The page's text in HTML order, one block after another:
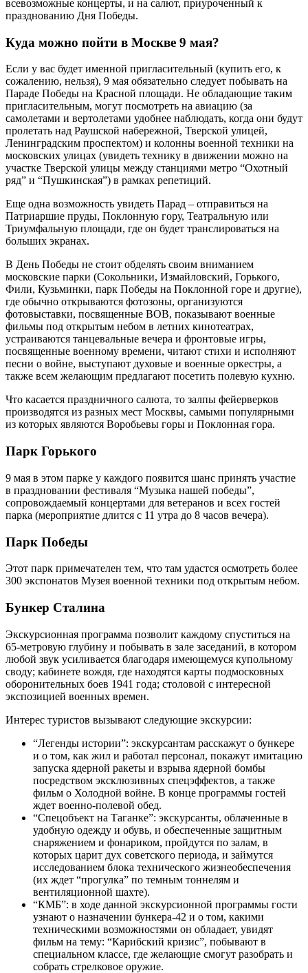
всевозможные концерты, и на салют, приуроченный к
празднованию Дня Победы.
Куда можно пойти в Москве 9 мая?
Если у вас будет именной пригласительный (купить его, к
сожалению, нельзя), 9 мая обязательно следует побывать на
Параде Победы на Красной площади. Не обладающие таким
пригласительным, могут посмотреть на авиацию (за
самолетами и вертолетами удобнее наблюдать, когда они будут
пролетать над Раушской набережной, Тверской улицей,
Ленинградским проспектом) и колонны военной техники на
московских улицах (увидеть технику в движении можно на
участке Тверской улицы между станциями метро “Охотный
ряд” и “Пушкинская”) в рамках репетиций.
Еще одна возможность увидеть Парад – отправиться на
Патриаршие пруды, Поклонную гору, Театральную или
Триумфальную площади, где он будет транслироваться на
больших экранах.
В День Победы не стоит обделять своим вниманием
московские парки (Сокольники, Измайловский, Горького,
Фили, Кузьминки, парк Победы на Поклонной горе и другие),
где обычно открываются фотозоны, организуются
фотовыставки, посвященные ВОВ, показывают военные
фильмы под открытым небом в летних кинотеатрах,
устраиваются танцевальные вечера и фронтовые игры,
посвященные военному времени, читают стихи и исполняют
песни о войне, выступают духовые и военные оркестры, а
также всем желающим предлагают посетить полевую кухню.
Что касается праздничного салюта, то залпы фейерверков
производятся из разных мест Москвы, самыми популярными
из которых являются Воробьевы горы и Поклонная гора.
Парк Горького
9 мая в этом парке у каждого появится шанс принять участие
в праздновании фестиваля “Музыка нашей победы”,
сопровождаемый концертами для ветеранов и всех гостей
парка (мероприятие длится с 11 утра до 8 часов вечера).
Парк Победы
Этот парк примечателен тем, что там удастся осмотреть более
300 экспонатов Музея военной техники под открытым небом.
Бункер Сталина
Экскурсионная программа позволит каждому спуститься на
65-метровую глубину и побывать в зале заседаний, в котором
любой звук усиливается благодаря имеющемуся купольному
своду; кабинете вождя, где находятся карты подмосковных
оборонительных боев 1941 года; столовой с интересной
экспозицией военных времен.
Интерес туристов вызывают следующие экскурсии:
“Легенды истории”: экскурсантам расскажут о бункере
и о том, как жил и работал персонал, покажут имитацию
запуска ядерной ракеты и взрыва ядерной бомбы
посредством эксклюзивных спецэффектов, а также
фильм о Холодной войне. В конце программы гостей
ждет военно-полевой обед.
“Спецобъект на Таганке”: экскурсанты, облаченные в
удобную одежду и обувь, и обеспеченные защитным
снаряжением и фонариком, пройдутся по залам, в
которых царит дух советского периода, и займутся
исследованием блока технического жизнеобеспечения
(их ждет “прогулка” по темным тоннелям и
вентиляционной шахте).
“КМБ”: в ходе данной экскурсионной программы гости
узнают о назначении бункера-42 и о том, какими
техническими возможностями он обладает, увидят
фильм на тему: “Карибский кризис”, побывают в
специальном классе, где желающие смогут разобрать и
собрать стрелковое оружие.